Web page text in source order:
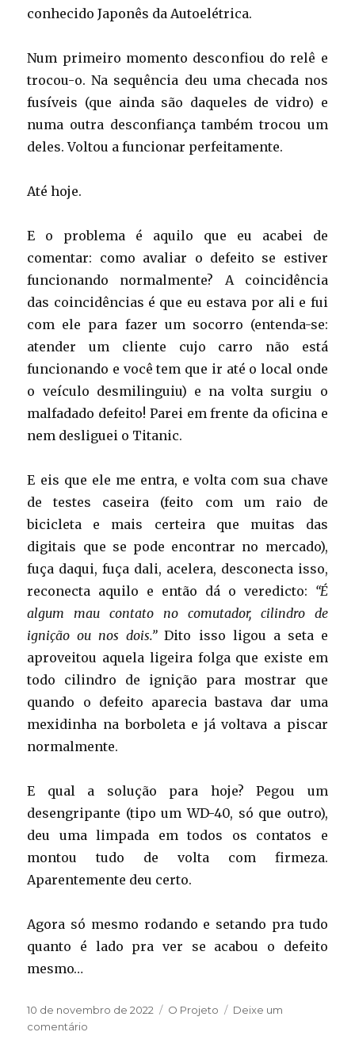
conhecido Japonês da Autoelétrica.
Num primeiro momento desconfiou do relê e
trocou-o. Na sequência deu uma checada nos
fusíveis (que ainda são daqueles de vidro) e
numa outra desconfiança também trocou um
deles. Voltou a funcionar perfeitamente.
Até hoje.
E o problema é aquilo que eu acabei de
comentar: como avaliar o defeito se estiver
funcionando normalmente? A coincidência
das coincidências é que eu estava por ali e fui
com ele para fazer um socorro (entenda-se:
atender um cliente cujo carro não está
funcionando e você tem que ir até o local onde
o veículo desmilinguiu) e na volta surgiu o
malfadado defeito! Parei em frente da oficina e
nem desliguei o Titanic.
E eis que ele me entra, e volta com sua chave
de testes caseira (feito com um raio de
bicicleta e mais certeira que muitas das
digitais que se pode encontrar no mercado),
fuça daqui, fuça dali, acelera, desconecta isso,
reconecta aquilo e então dá o veredicto: “É
algum mau contato no comutador, cilindro de
ignição ou nos dois.”Dito isso ligou a seta e
aproveitou aquela ligeira folga que existe em
todo cilindro de ignição para mostrar que
quando o defeito aparecia bastava dar uma
mexidinha na borboleta e já voltava a piscar
normalmente.
E qual a solução para hoje? Pegou um
desengripante (tipo um WD-40, só que outro),
deu uma limpada em todos os contatos e
montou tudo de volta com firmeza.
Aparentemente deu certo.
Agora só mesmo rodando e setando pra tudo
quanto é lado pra ver se acabou o defeito
mesmo…
Publicado
em
10 de novembro de 2022 Categorias
O Projeto
Deixe um
comentário